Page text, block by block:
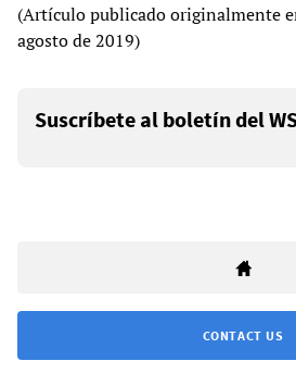
(Artículo publicado originalmente
agosto de 2019)
Suscríbete al boletín del
CONTACT US